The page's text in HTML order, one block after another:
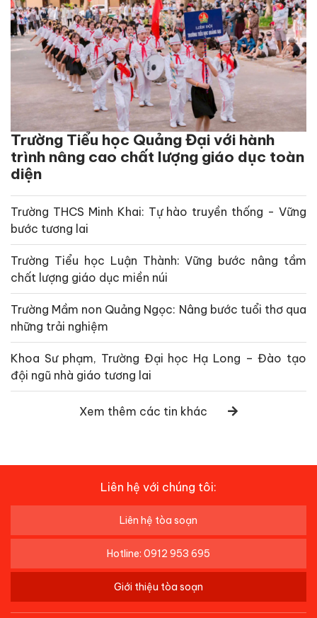
Trường Tiểu học Quảng Đại với hành
trình nâng cao chất lượng giáo dục toàn
diện
Trường THCS Minh Khai: Tự hào truyền thống - Vững
bước tương lai
Trường Tiểu học Luận Thành: Vững bước nâng tầm
chất lượng giáo dục miền núi
Trường Mầm non Quảng Ngọc: Nâng bước tuổi thơ qua
những trải nghiệm
Khoa Sư phạm, Trường Đại học Hạ Long – Đào tạo
đội ngũ nhà giáo tương lai
Xem thêm các tin khác
Liên hệ với chúng tôi:
Liên hệ tòa soạn
Hotline: 0912 953 695
Giới thiệu tòa soạn